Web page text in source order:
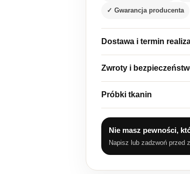
✓ Gwarancja producenta
Dostawa i termin
Zwroty i
Próbki tkanin
Nie masz pewności,
Napisz lub zadzwoń przed